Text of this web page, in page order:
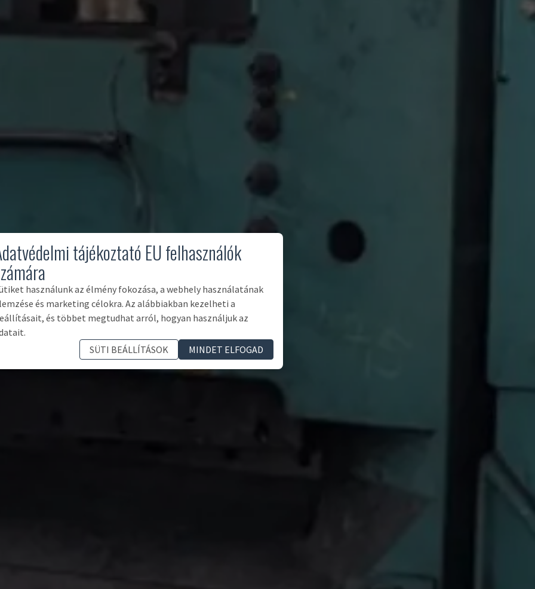
tájékoztató EU felhasználók
használunk az élmény fokozása, a webhely használatának
és marketing célokra. Az alábbiakban kezelheti a
és többet megtudhat arról, hogyan használjuk az
SÜTI BEÁLLÍTÁSOK
MINDET ELFOGAD